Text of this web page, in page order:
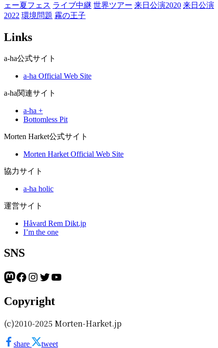
ェー夏フェス ライブ中継 世界ツアー 来日公演2020 来日公演
2022 環境問題 霧の王子
Links
a-ha公式サイト
a-ha Official Web Site
a-ha関連サイト
a-ha +
Bottomless Pit
Morten Harket公式サイト
Morten Harket Official Web Site
協力サイト
a-ha holic
運営サイト
Håvard Rem Dikt.jp
I’m the one
SNS
Mastodon
Facebook
Instagram
Twitter
YouTube
Copyright
(c)2010-2025 Morten-Harket.jp
share tweet